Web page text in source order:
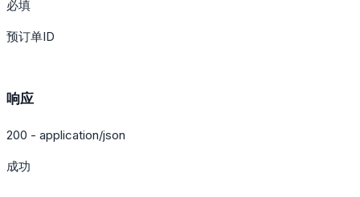
必填
预订单ID
响应
200 - application/json
成功